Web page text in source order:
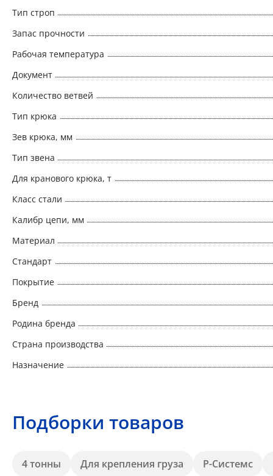
Тип строп
Запас прочности
Рабочая температура
Документ
Количество ветвей
Тип крюка
Зев крюка, мм
Тип звена
Для кранового крюка, т
Класс стали
Калибр цепи, мм
Материал
Стандарт
Покрытие
Бренд
Родина бренда
Страна производства
Назначение
Подборки товаров
4 тонны Для крепления груза Р-Системс